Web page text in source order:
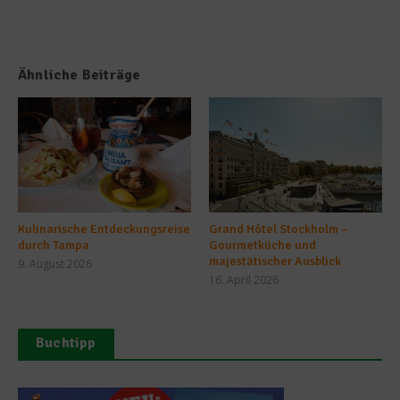
Ähnliche Beiträge
Kulinarische Entdeckungsreise
durch Tampa
9. August 2026
Grand Hôtel Stockholm –
Gourmetküche und
majestätischer Ausblick
16. April 2026
Buchtipp